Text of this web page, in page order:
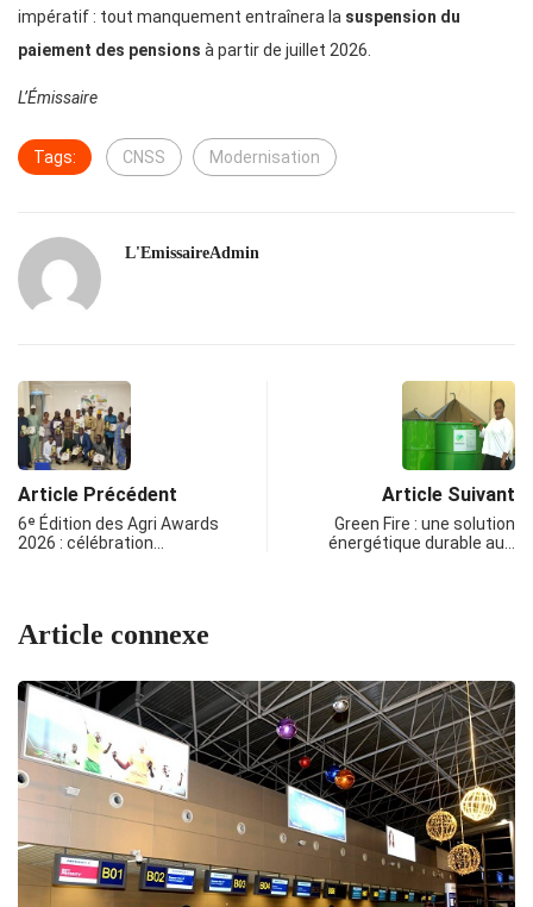
impératif : tout manquement entraînera la suspension du
paiement des pensions à partir de juillet 2026.
L’Émissaire
Tags: CNSS Modernisation
L'EmissaireAdmin
Article Précédent
6ᵉ Édition des Agri Awards
2026 : célébration…
Article Suivant
Green Fire : une solution
énergétique durable au…
Article connexe